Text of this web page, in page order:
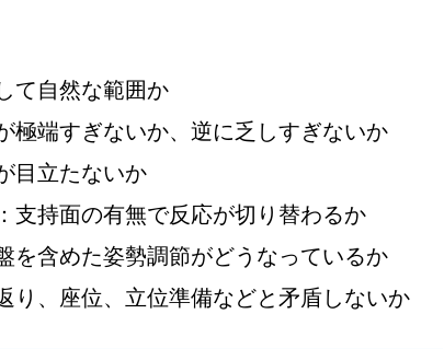
て自然な範囲か
極端すぎないか、逆に乏しすぎないか
目立たないか
支持面の有無で反応が切り替わるか
を含めた姿勢調節がどうなっているか
り、座位、立位準備などと矛盾しないか